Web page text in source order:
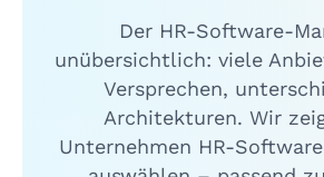
Der HR-Software-
unübersichtlich: viele
Versprechen,
Architekturen. Wir
Unternehmen HR-